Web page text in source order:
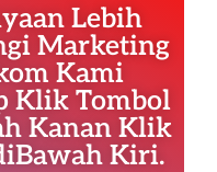
Lebih
Marketing
Kami
Klik Tombol
Kanan Klik
Kiri.